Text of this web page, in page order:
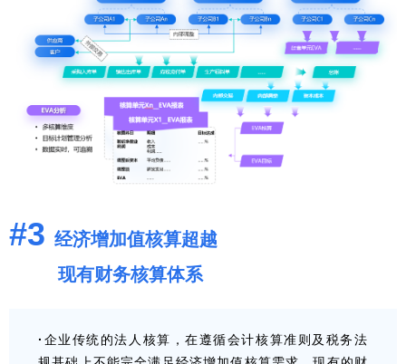
#3 经济增加值核算超越
现有财务核算体系
· 企业传统的法人核算，在遵循会计核算准则及税务法